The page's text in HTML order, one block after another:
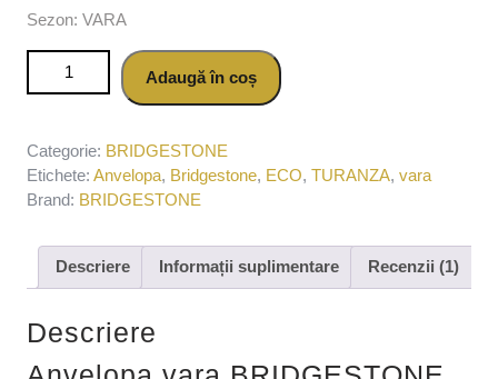
Sezon: VARA
Cantitate Anvelopa vara BRIDGESTONE TURANZA ECO
225/65 R17 102VAdaugă în coș
Categorie: BRIDGESTONE
Etichete: Anvelopa, Bridgestone, ECO, TURANZA, vara
Brand: BRIDGESTONE
Descriere Informații suplimentare Recenzii (1)
Descriere